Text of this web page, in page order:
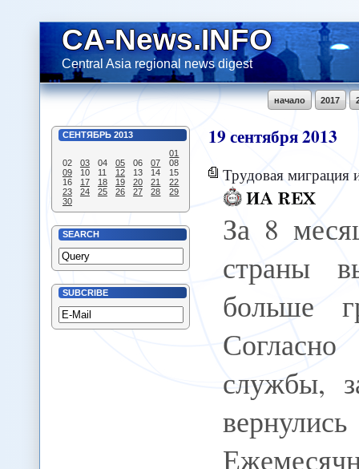
CA-News.INFO
Central Asia regional news digest
2017
начало
СЕНТЯБРЬ 2013
01
02
03 04 05 06 07
08
09
10 11 12 13 14
15
16
17 18 19 20 21
22
23
24 25 26 27 28
29
30
SEARCH
SUBCRIBE
19сентября2013
Трудовая миграция из
За 8
страны
больше
службы,